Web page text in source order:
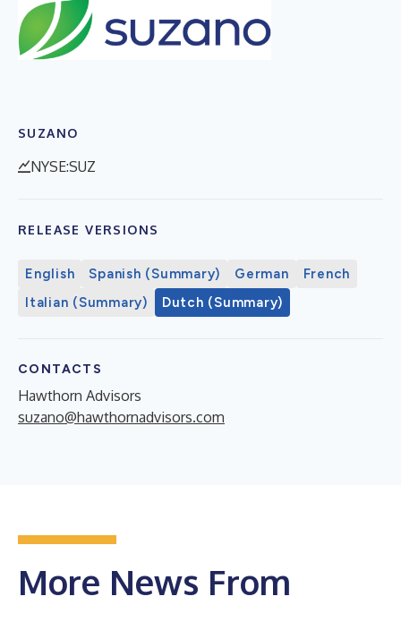
SUZANO
NYSE:SUZ
RELEASE VERSIONS
English Spanish (Summary) German
French
Italian (Summary)
Dutch (Summary)
CONTACTS
Hawthorn Advisors
suzano@hawthornadvisors.com
More News From